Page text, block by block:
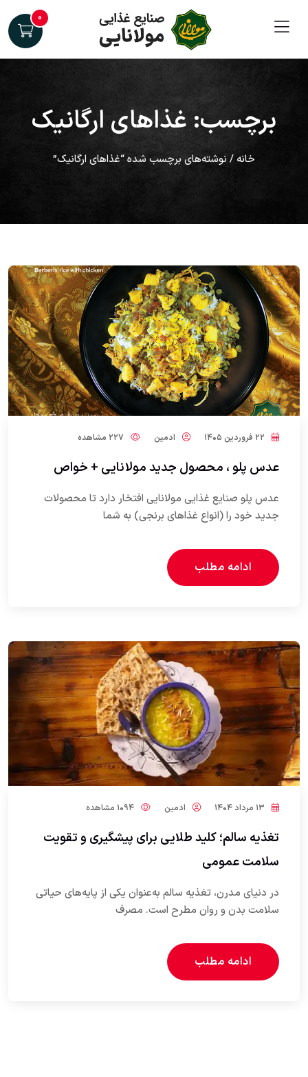
۰
برچسب: غذاهای ارگانیک
خانه / نوشته‌های برچسب شده “غذاهای ارگانیک”
۲۲ فروردین ۱۴۰۵ ادمین ۲۲۷ مشاهده
عدس پلو ، محصول جدید مولانایی + خواص
عدس پلو صنایع غذایی مولانایی افتخار دارد تا محصولات
جدید خود را (انواع غذاهای برنجی) به شما
ادامه مطلب
۱۳ مرداد ۱۴۰۴ ادمین ۱۰۹۴ مشاهده
تغذیه سالم؛ کلید طلایی برای پیشگیری و تقویت
سلامت عمومی
در دنیای مدرن، تغذیه سالم به‌عنوان یکی از پایه‌های حیاتی
سلامت بدن و روان مطرح است. مصرف
ادامه مطلب